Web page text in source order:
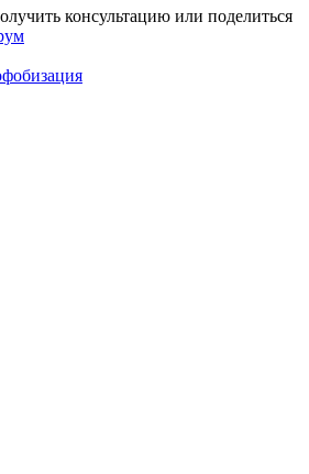
консультацию или поделиться